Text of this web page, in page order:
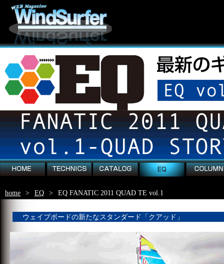
technics column
home > EQ > EQ FANATIC 2011 QUAD TE vol.1
ウェイブボードの新たなスタンダード「クアッド」